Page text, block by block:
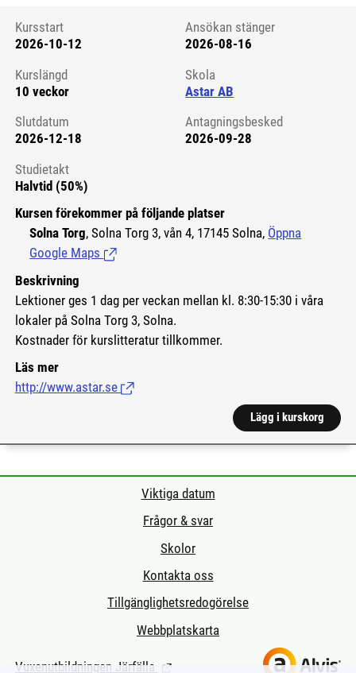
Kursstart 6092786
Kursstart
2026-10-12
Ansökan stänger
2026-08-16
Kurslängd
10 veckor
Skola
Astar AB
Slutdatum
2026-12-18
Antagningsbesked
2026-09-28
Studietakt
Halvtid (50%)
Kursen förekommer på följande platser
Solna Torg, Solna Torg 3, vån 4, 17145 Solna, Öppna
Google Maps (Länk till extern sida.)
Beskrivning
Lektioner ges 1 dag per veckan mellan kl. 8:30-15:30 i våra
lokaler på Solna Torg 3, Solna.
Kostnader för kurslitteratur tillkommer.
Läs mer
http://www.astar.se (Länk till extern sida.)
Lägg i kurskorg
Viktiga datum
Frågor & svar
Skolor
Kontakta oss
Tillgänglighetsredogörelse
Webbplatskarta
Vuxenutbildningen Järfälla (Länk till extern sida.)